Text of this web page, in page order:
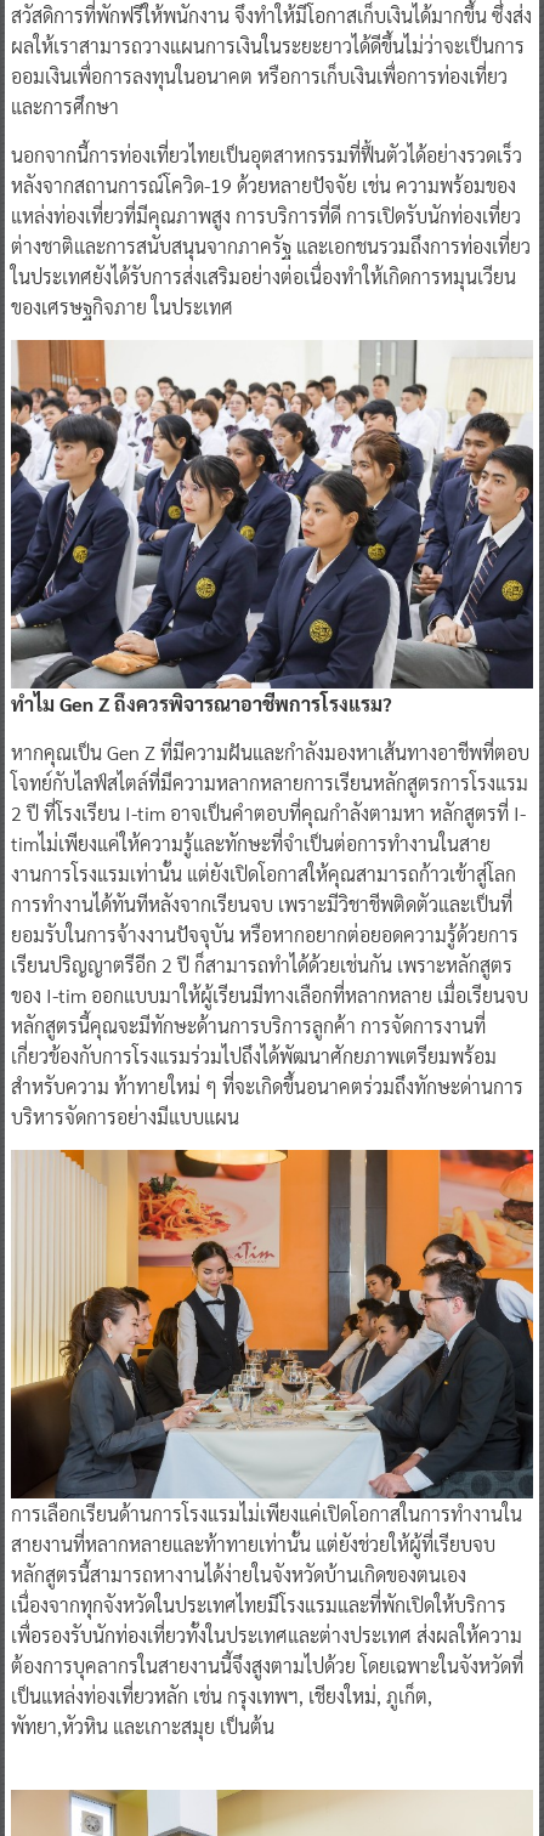
สวัสดิการที่พักฟรีให้พนักงาน จึงทำให้มีโอกาสเก็บเงินได้มากขึ้น ซึ่งส่ง
ผลให้เราสามารถวางแผนการเงินในระยะยาวได้ดีขึ้นไม่ว่าจะเป็นการ
ออมเงินเพื่อการลงทุนในอนาคต หรือการเก็บเงินเพื่อการท่องเที่ยว
และการศึกษา
นอกจากนี้การท่องเที่ยวไทยเป็นอุตสาหกรรมที่ฟื้นตัวได้อย่างรวดเร็ว
หลังจากสถานการณ์โควิด-19 ด้วยหลายปัจจัย เช่น ความพร้อมของ
แหล่งท่องเที่ยวที่มีคุณภาพสูง การบริการที่ดี การเปิดรับนักท่องเที่ยว
ต่างชาติและการสนับสนุนจากภาครัฐ และเอกชนรวมถึงการท่องเที่ยว
ในประเทศยังได้รับการส่งเสริมอย่างต่อเนื่องทำให้เกิดการหมุนเวียน
ของเศรษฐกิจภาย ในประเทศ
ทำไม Gen Z ถึงควรพิจารณาอาชีพการโรงแรม?
หากคุณเป็น Gen Z ที่มีความฝันและกำลังมองหาเส้นทางอาชีพที่ตอบ
โจทย์กับไลฟ์สไตล์ที่มีความหลากหลายการเรียนหลักสูตรการโรงแรม
2 ปี ที่โรงเรียน I-tim อาจเป็นคำตอบที่คุณกำลังตามหา หลักสูตรที่ I-
timไม่เพียงแค่ให้ความรู้และทักษะที่จำเป็นต่อการทำงานในสาย
งานการโรงแรมเท่านั้น แต่ยังเปิดโอกาสให้คุณสามารถก้าวเข้าสู่โลก
การทำงานได้ทันทีหลังจากเรียนจบ เพราะมีวิชาชีพติดตัวและเป็นที่
ยอมรับในการจ้างงานปัจจุบัน หรือหากอยากต่อยอดความรู้ด้วยการ
เรียนปริญญาตรีอีก 2 ปี ก็สามารถทำได้ด้วยเช่นกัน เพราะหลักสูตร
ของ I-tim ออกแบบมาให้ผู้เรียนมีทางเลือกที่หลากหลาย เมื่อเรียนจบ
หลักสูตรนี้คุณจะมีทักษะด้านการบริการลูกค้า การจัดการงานที่
เกี่ยวข้องกับการโรงแรมร่วมไปถึงได้พัฒนาศักยภาพเตรียมพร้อม
สำหรับความ ท้าทายใหม่ ๆ ที่จะเกิดขึ้นอนาคตร่วมถึงทักษะด่านการ
บริหารจัดการอย่างมีแบบแผน
การเลือกเรียนด้านการโรงแรมไม่เพียงแค่เปิดโอกาสในการทำงานใน
สายงานที่หลากหลายและท้าทายเท่านั้น แต่ยังช่วยให้ผู้ที่เรียบจบ
หลักสูตรนี้สามารถหางานได้ง่ายในจังหวัดบ้านเกิดของตนเอง
เนื่องจากทุกจังหวัดในประเทศไทยมีโรงแรมและที่พักเปิดให้บริการ
เพื่อรองรับนักท่องเที่ยวทั้งในประเทศและต่างประเทศ ส่งผลให้ความ
ต้องการบุคลากรในสายงานนี้จึงสูงตามไปด้วย โดยเฉพาะในจังหวัดที่
เป็นแหล่งท่องเที่ยวหลัก เช่น กรุงเทพฯ, เชียงใหม่, ภูเก็ต,
พัทยา,หัวหิน และเกาะสมุย เป็นต้น